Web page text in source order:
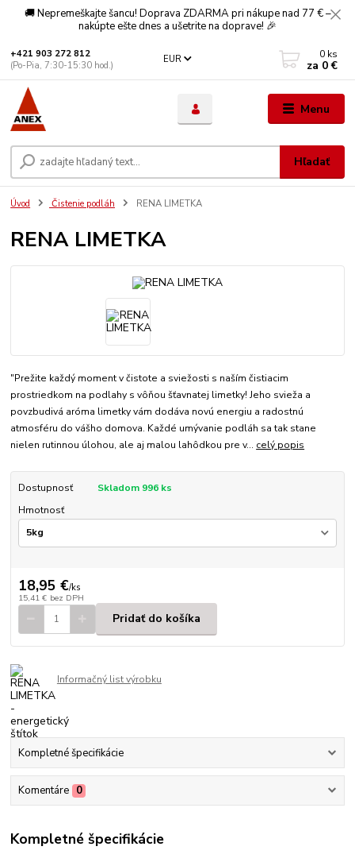
🚚 Nepremeškajte šancu! Doprava ZDARMA pri nákupe nad 77 € –
nakúpte ešte dnes a ušetrite na doprave! 🎉
Menu
EUR
Hľadať
+421 903 272 812
(Po-Pia, 7:30-15:30 hod.)
0 ks
za 0 €
Úvod Čistenie podláh RENA LIMETKA
RENA LIMETKA
"Prežite každý moment v čistote a sviežosti s naším čistiacim
prostriedkom na podlahy s vôňou šťavnatej limetky! Jeho svieža a
povzbudivá aróma limetky vám dodáva novú energiu a radostnú
atmosféru do vášho domova. Každé umývanie podláh sa tak stane
nielen rutinnou úlohou, ale aj malou lahôdkou pre v... celý popis
Dostupnosť
Skladom 996 ks
Hmotnosť
18,95 €/ks
15,41 € bez DPH
Pridať do košíka
Informačný list výrobku
Kompletné špecifikácie
Komentáre 0
Kompletné špecifikácie